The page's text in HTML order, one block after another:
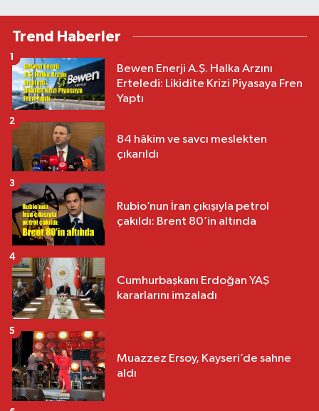
Trend Haberler
Bewen Enerji A.Ş. Halka Arzını
Erteledi: Likidite Krizi Piyasaya Fren
Yaptı
1
84 hâkim ve savcı meslekten
çıkarıldı
2
Rubio’nun İran çıkışıyla petrol
çakıldı: Brent 80’in altında
3
Cumhurbaşkanı Erdoğan YAŞ
kararlarını imzaladı
4
Muazzez Ersoy, Kayseri’de sahne
aldı
5